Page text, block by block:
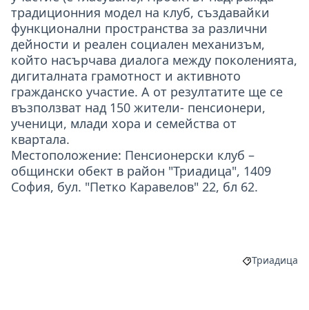
традиционния модел на клуб, създавайки
функционални пространства за различни
дейности и реален социален механизъм,
който насърчава диалога между поколенията,
дигиталната грамотност и активното
гражданско участие. А от резултатите ще се
възползват над 150 жители- пенсионери,
ученици, млади хора и семейства от
квартала.
Местоположение: Пенсионерски клуб –
общински обект в район "Триадица", 1409
София, бул. "Петко Каравелов" 22, бл 62.
Триадица